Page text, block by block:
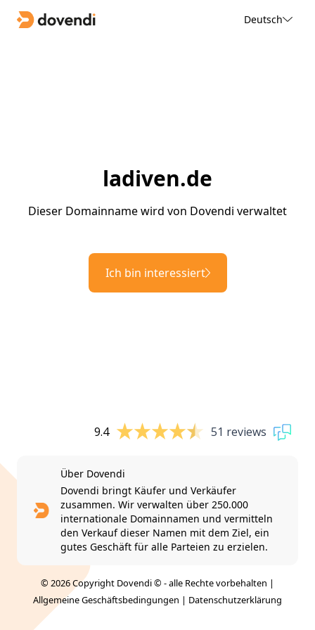
Deutsch
ladiven.de
Dieser Domainname wird von Dovendi verwaltet
Ich bin interessiert
9.4 51 reviews
Über Dovendi
Dovendi bringt Käufer und Verkäufer
zusammen. Wir verwalten über 250.000
internationale Domainnamen und vermitteln
den Verkauf dieser Namen mit dem Ziel, ein
gutes Geschäft für alle Parteien zu erzielen.
© 2026 Copyright Dovendi © - alle Rechte vorbehalten |
Allgemeine Geschäftsbedingungen | Datenschutzerklärung